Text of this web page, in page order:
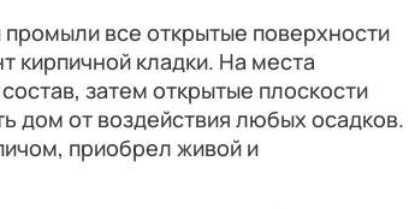
все открытые поверхности
кирпичной кладки. На места
затем открытые плоскости
дом от воздействия любых осадков.
приобрел живой и